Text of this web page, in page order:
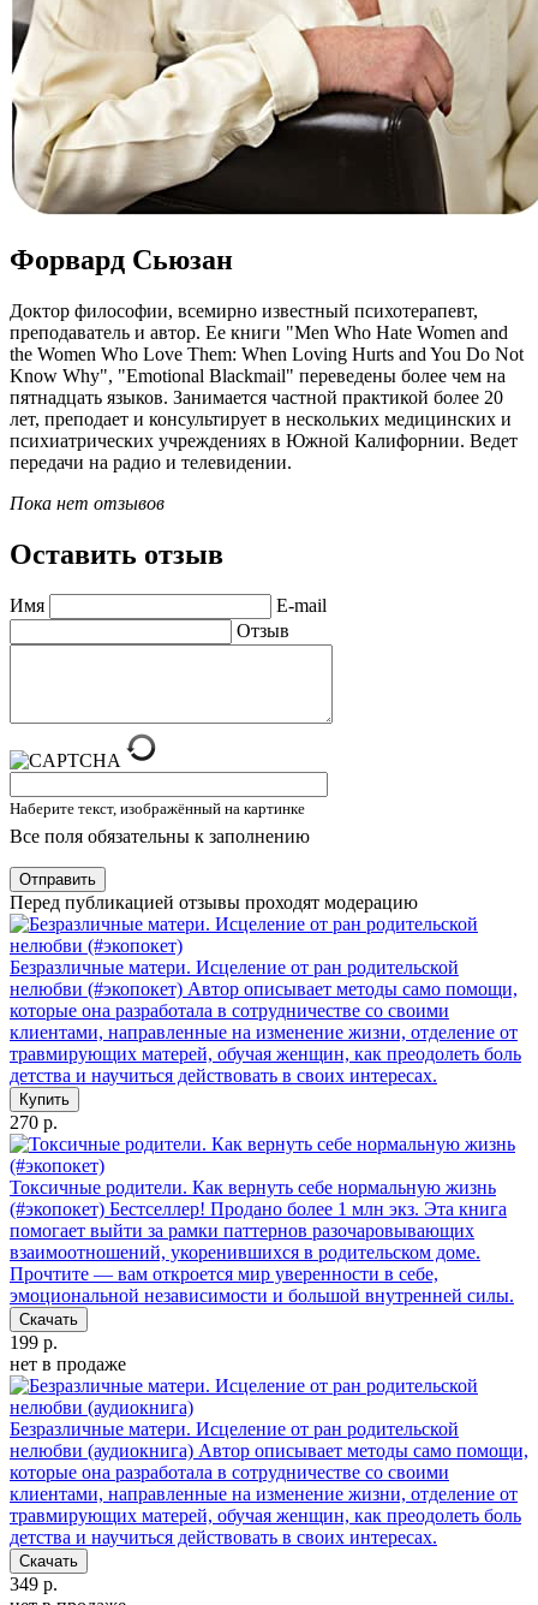
Форвард Сьюзан
Доктор философии, всемирно известный психотерапевт,
преподаватель и автор. Ее книги "Men Who Hate Women and
the Women Who Love Them: When Loving Hurts and You Do Not
Know Why", "Emotional Blackmail" переведены более чем на
пятнадцать языков. Занимается частной практикой более 20
лет, преподает и консультирует в нескольких медицинских и
психиатрических учреждениях в Южной Калифорнии. Ведет
передачи на радио и телевидении.
Пока нет отзывов
Оставить отзыв
Имя
E-mail
Отзыв
Наберите текст, изображённый на картинке
Все поля обязательны к заполнению
Отправить
Перед публикацией отзывы проходят модерацию
Безразличные матери. Исцеление от ран родительской
нелюбви (#экопокет) Автор описывает методы само помощи,
которые она разработала в сотрудничестве со своими
клиентами, направленные на изменение жизни, отделение от
травмирующих матерей, обучая женщин, как преодолеть боль
детства и научиться действовать в своих интересах.
Купить
270 р.
Токсичные родители. Как вернуть себе нормальную жизнь
(#экопокет) Бестселлер! Продано более 1 млн экз. Эта книга
помогает выйти за рамки паттернов разочаровывающих
взаимоотношений, укоренившихся в родительском доме.
Прочтите — вам откроется мир уверенности в себе,
эмоциональной независимости и большой внутренней силы.
Скачать
199 р.
нет в продаже
Безразличные матери. Исцеление от ран родительской
нелюбви (аудиокнига) Автор описывает методы само помощи,
которые она разработала в сотрудничестве со своими
клиентами, направленные на изменение жизни, отделение от
травмирующих матерей, обучая женщин, как преодолеть боль
детства и научиться действовать в своих интересах.
Скачать
349 р.